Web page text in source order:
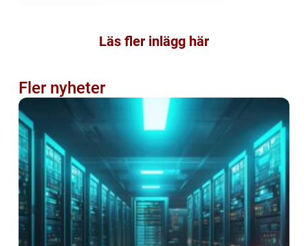
Läs fler inlägg här
Fler nyheter